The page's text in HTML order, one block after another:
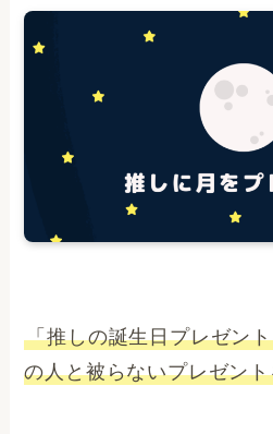
「推しの誕生日プレゼン
の人と被らないプレゼン